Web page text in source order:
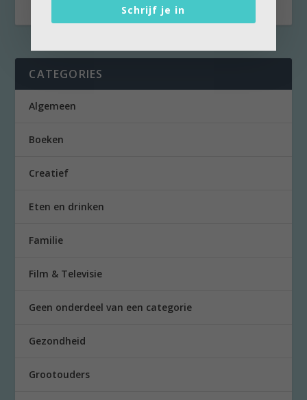
CATEGORIES
Algemeen
Boeken
Creatief
Eten en drinken
Familie
Film & Televisie
Geen onderdeel van een categorie
Gezondheid
Grootouders
Schrijf je in